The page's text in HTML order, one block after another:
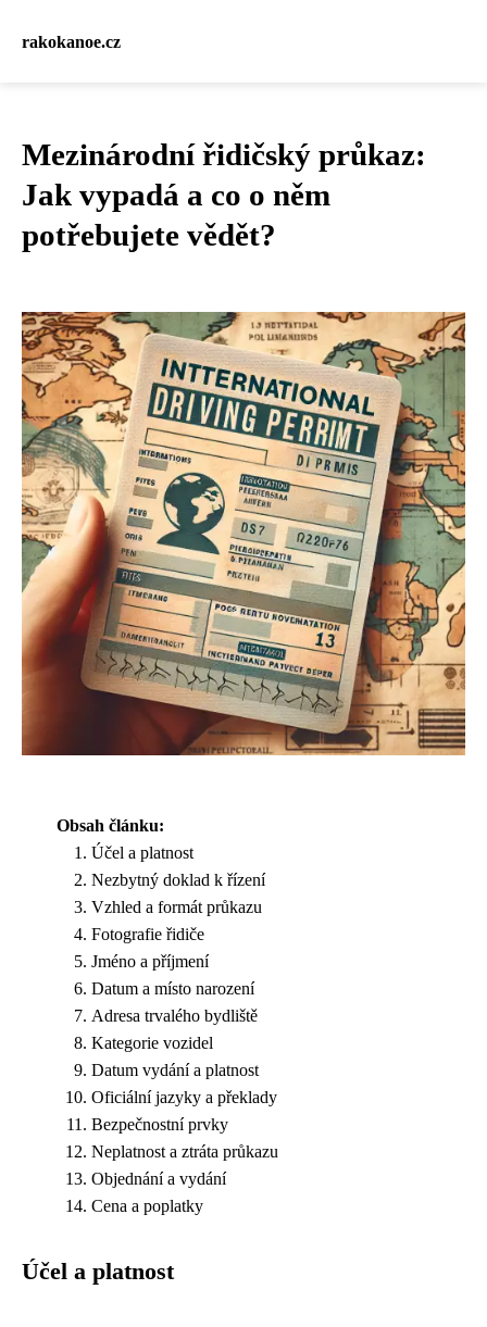
rakokanoe.cz
Mezinárodní řidičský průkaz:
Jak vypadá a co o něm
potřebujete vědět?
Obsah článku:
Účel a platnost
Nezbytný doklad k řízení
Vzhled a formát průkazu
Fotografie řidiče
Jméno a příjmení
Datum a místo narození
Adresa trvalého bydliště
Kategorie vozidel
Datum vydání a platnost
Oficiální jazyky a překlady
Bezpečnostní prvky
Neplatnost a ztráta průkazu
Objednání a vydání
Cena a poplatky
Účel a platnost